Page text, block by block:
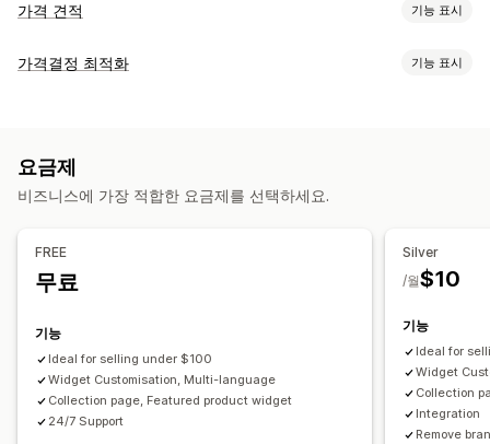
가격 견적 기능 표시
가격 책정 규칙
맞춤 설정
사용자 지정 디스플레이
버튼 견적 양식
여러 언어
알림
관리자 알림
견적 업데이트
가격결정 최적화 기능 표시
자동 가격 재조정
요금제
비즈니스에 가장 적합한 요금제를 선택하세요.
FREE
무료
기능
Ideal for selling under $100
Widget Customisation, Multi-language
Collection page, Featured product widget
24/7 Support
Silver
$10
/월
기능
Ideal for
Widget
Collection
Integration
Remove